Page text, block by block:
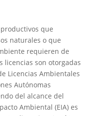
que
naturales o que
requieren de
licencias son otorgadas
Licencias Ambientales
Autónomas
del alcance del
Ambiental (EIA) es